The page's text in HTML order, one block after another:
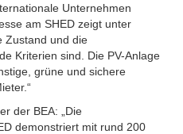
Unternehmen
am SHED zeigt unter
Zustand und die
Kriterien sind. Die PV-Anlage
grüne und sichere
der BEA: „Die
demonstriert mit rund 200